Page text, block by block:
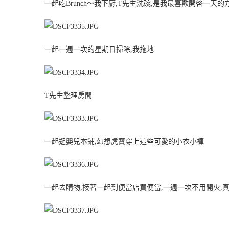
一起吃Brunch～我下廚,T先生洗碗,是我最喜歡開啓一天的
一起一週一次的星期日掃除,我拖地
T先生整理房間
一起逛嬰兒本鋪,幻想虎寶穿上這些可愛的小衣小褲
一起去購物,接著一起到便當店買便當,一週一次不用開火,真